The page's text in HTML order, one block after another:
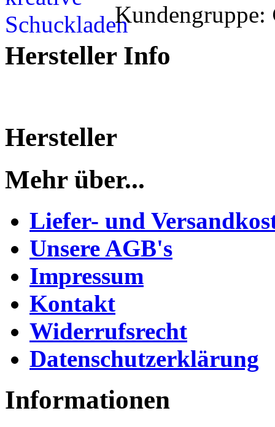
Kundengruppe:
Hersteller Info
Hersteller
Mehr über...
Liefer- und
Unsere AGB's
Impressum
Kontakt
Widerrufsrecht
Datenschutzerklärung
Informationen